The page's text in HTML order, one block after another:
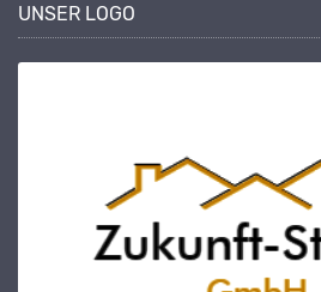
UNSER LOGO